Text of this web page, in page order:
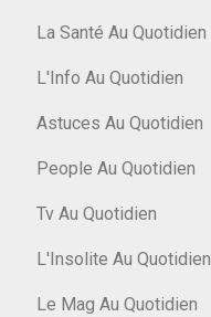
La Santé Au Quotidien
L'Info Au Quotidien
Astuces Au Quotidien
People Au Quotidien
Tv Au Quotidien
L'Insolite Au Quotidien
Le Mag Au Quotidien